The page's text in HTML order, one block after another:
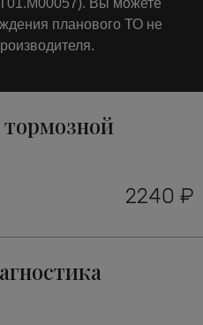
планового ТО не
2240 ₽